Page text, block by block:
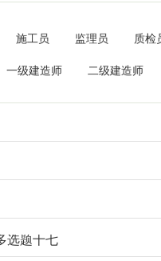
施工员 监理员 质检
一级建造师 二级建造师
选题十七